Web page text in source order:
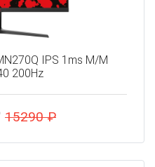
IPS 1ms M/M
200Hz
15290 ₽